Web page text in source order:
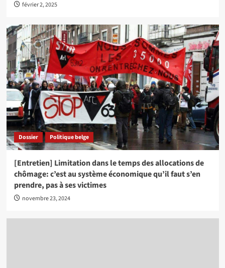
février 2, 2025
Dossier Politique belge
[Entretien] Limitation dans le temps des allocations de
chômage: c’est au système économique qu’il faut s’en
prendre, pas à ses victimes
novembre 23, 2024